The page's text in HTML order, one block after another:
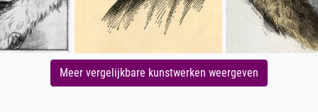
Meer vergelijkbare kunstwerken weergeven